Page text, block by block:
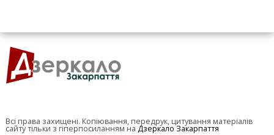
Всі права захищені. Копіювання, передрук, цитування матеріалів
сайту тільки з гіперпосиланням на Дзеркало Закарпаття